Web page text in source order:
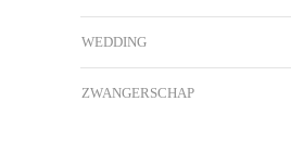
WEDDING
ZWANGERSCHAP